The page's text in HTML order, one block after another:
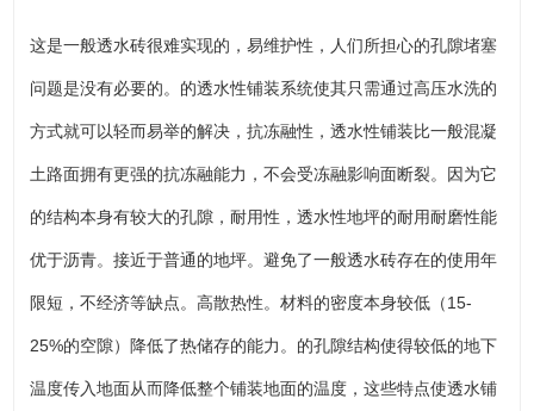
这是一般透水砖很难实现的，易维护性，人们所担心的孔隙堵塞
问题是没有必要的。的透水性铺装系统使其只需通过高压水洗的
方式就可以轻而易举的解决，抗冻融性，透水性铺装比一般混凝
土路面拥有更强的抗冻融能力，不会受冻融影响面断裂。因为它
的结构本身有较大的孔隙，耐用性，透水性地坪的耐用耐磨性能
优于沥青。接近于普通的地坪。避免了一般透水砖存在的使用年
限短，不经济等缺点。高散热性。材料的密度本身较低（15-
25%的空隙）降低了热储存的能力。的孔隙结构使得较低的地下
温度传入地面从而降低整个铺装地面的温度，这些特点使透水铺